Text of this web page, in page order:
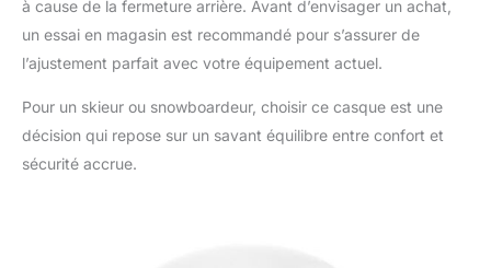
à cause de la fermeture arrière. Avant d’envisager un achat,
un essai en magasin est recommandé pour s’assurer de
l’ajustement parfait avec votre équipement actuel.
Pour un skieur ou snowboardeur, choisir ce casque est une
décision qui repose sur un savant équilibre entre confort et
sécurité accrue.